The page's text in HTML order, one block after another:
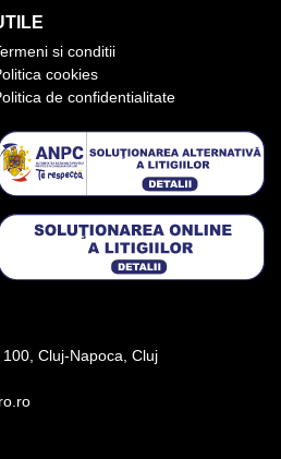
si conditii
cookies
de confidentialitate
Cluj-Napoca, Cluj